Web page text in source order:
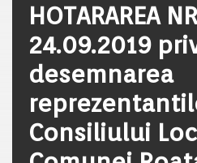
HOTARAREA
24.09.2019
desemnarea
Consiliului